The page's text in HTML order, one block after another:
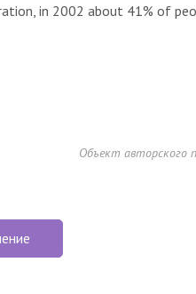
in 2002 about 41% of
Объект авторского